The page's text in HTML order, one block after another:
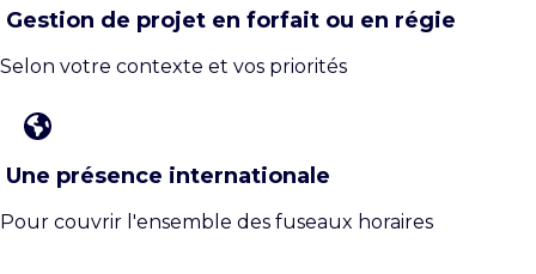
Gestion de projet en forfait ou en régie
Selon votre contexte et vos priorités
Une présence internationale
Pour couvrir l'ensemble des fuseaux horaires